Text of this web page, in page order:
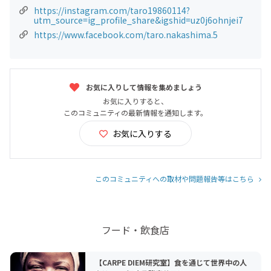
https://instagram.com/taro19860114?
utm_source=ig_profile_share&igshid=uz0j6ohnjei7
https://www.facebook.com/taro.nakashima.5
お気に入りして情報を集めましょう
お気に入りすると、
このコミュニティの最新情報を通知します。
お気に入りする
このコミュニティへの取材や問題報告等はこちら
フード・飲食店
【CARPE DIEM研究室】食を通じて世界中の人